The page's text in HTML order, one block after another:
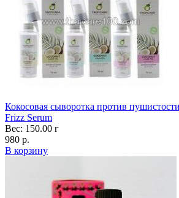
Кокосовая сыворотка против
Frizz Serum
Вес: 150.00 г
980 р.
В корзину